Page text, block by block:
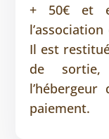
+ 50€ et
Il est
de sortie,
paiement.